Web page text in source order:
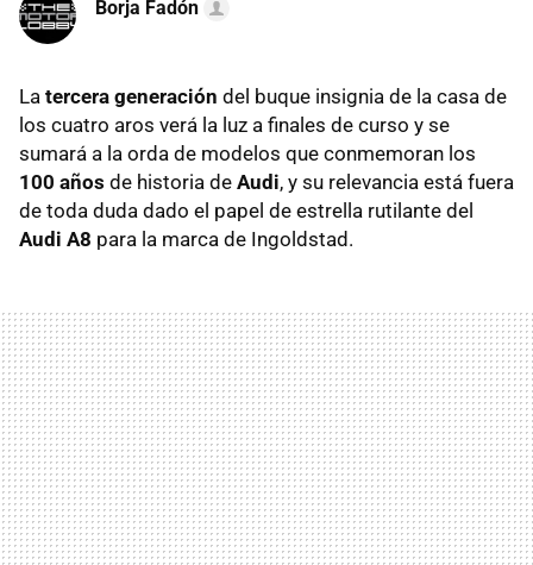
Borja Fadón
La tercera generación del buque insignia de la casa de
los cuatro aros verá la luz a finales de curso y se
sumará a la orda de modelos que conmemoran los
100 años de historia de Audi, y su relevancia está fuera
de toda duda dado el papel de estrella rutilante del
Audi A8 para la marca de Ingoldstad.